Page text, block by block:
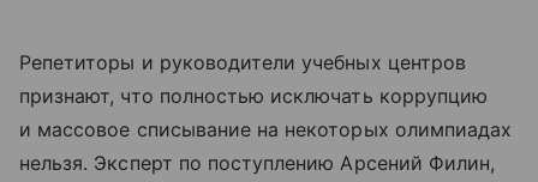
Репетиторы и руководители учебных центров
признают, что полностью исключать коррупцию
и массовое списывание на некоторых олимпиадах
нельзя. Эксперт по поступлению Арсений Филин,